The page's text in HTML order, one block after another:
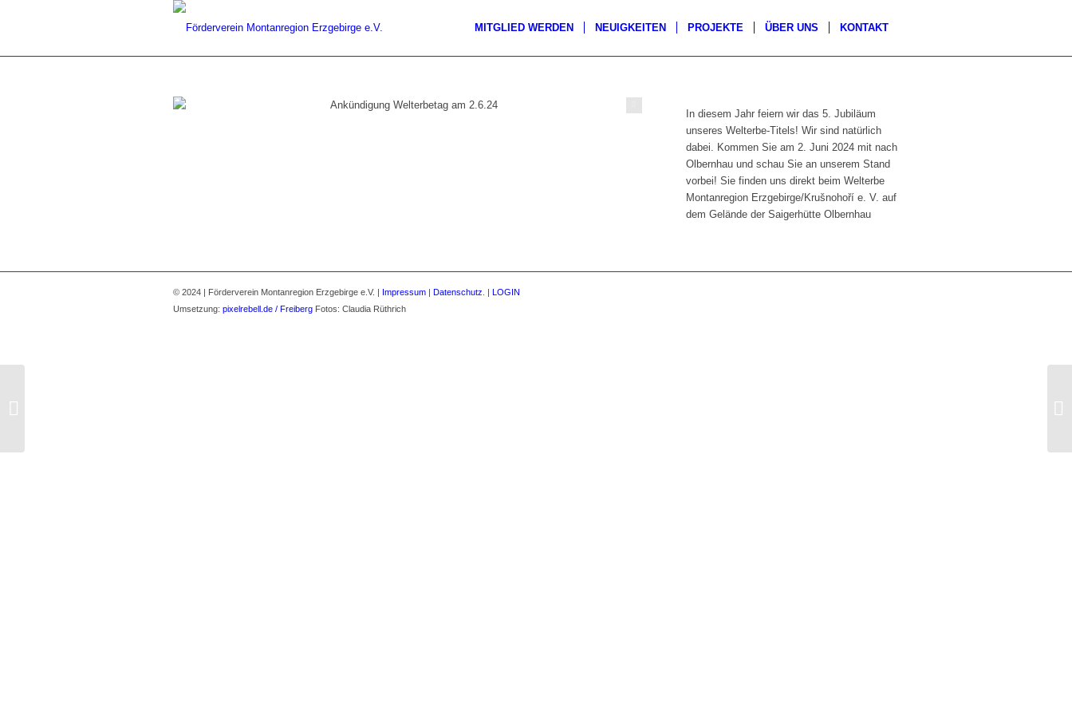
MITGLIED WERDEN NEUIGKEITEN PROJEKTE ÜBER UNS KONTAKT
In diesem Jahr feiern wir das 5. Jubiläum
unseres Welterbe-Titels! Wir sind natürlich
dabei. Kommen Sie am 2. Juni 2024 mit nach
Olbernhau und schau Sie an unserem Stand
vorbei! Sie finden uns direkt beim Welterbe
Montanregion Erzgebirge/Krušnohoří e. V. auf
dem Gelände der Saigerhütte Olbernhau
© 2024 | Förderverein Montanregion Erzgebirge e.V. | Impressum | Datenschutz . | LOGIN
Umsetzung: pixelrebell.de / Freiberg Fotos: Claudia Rüthrich